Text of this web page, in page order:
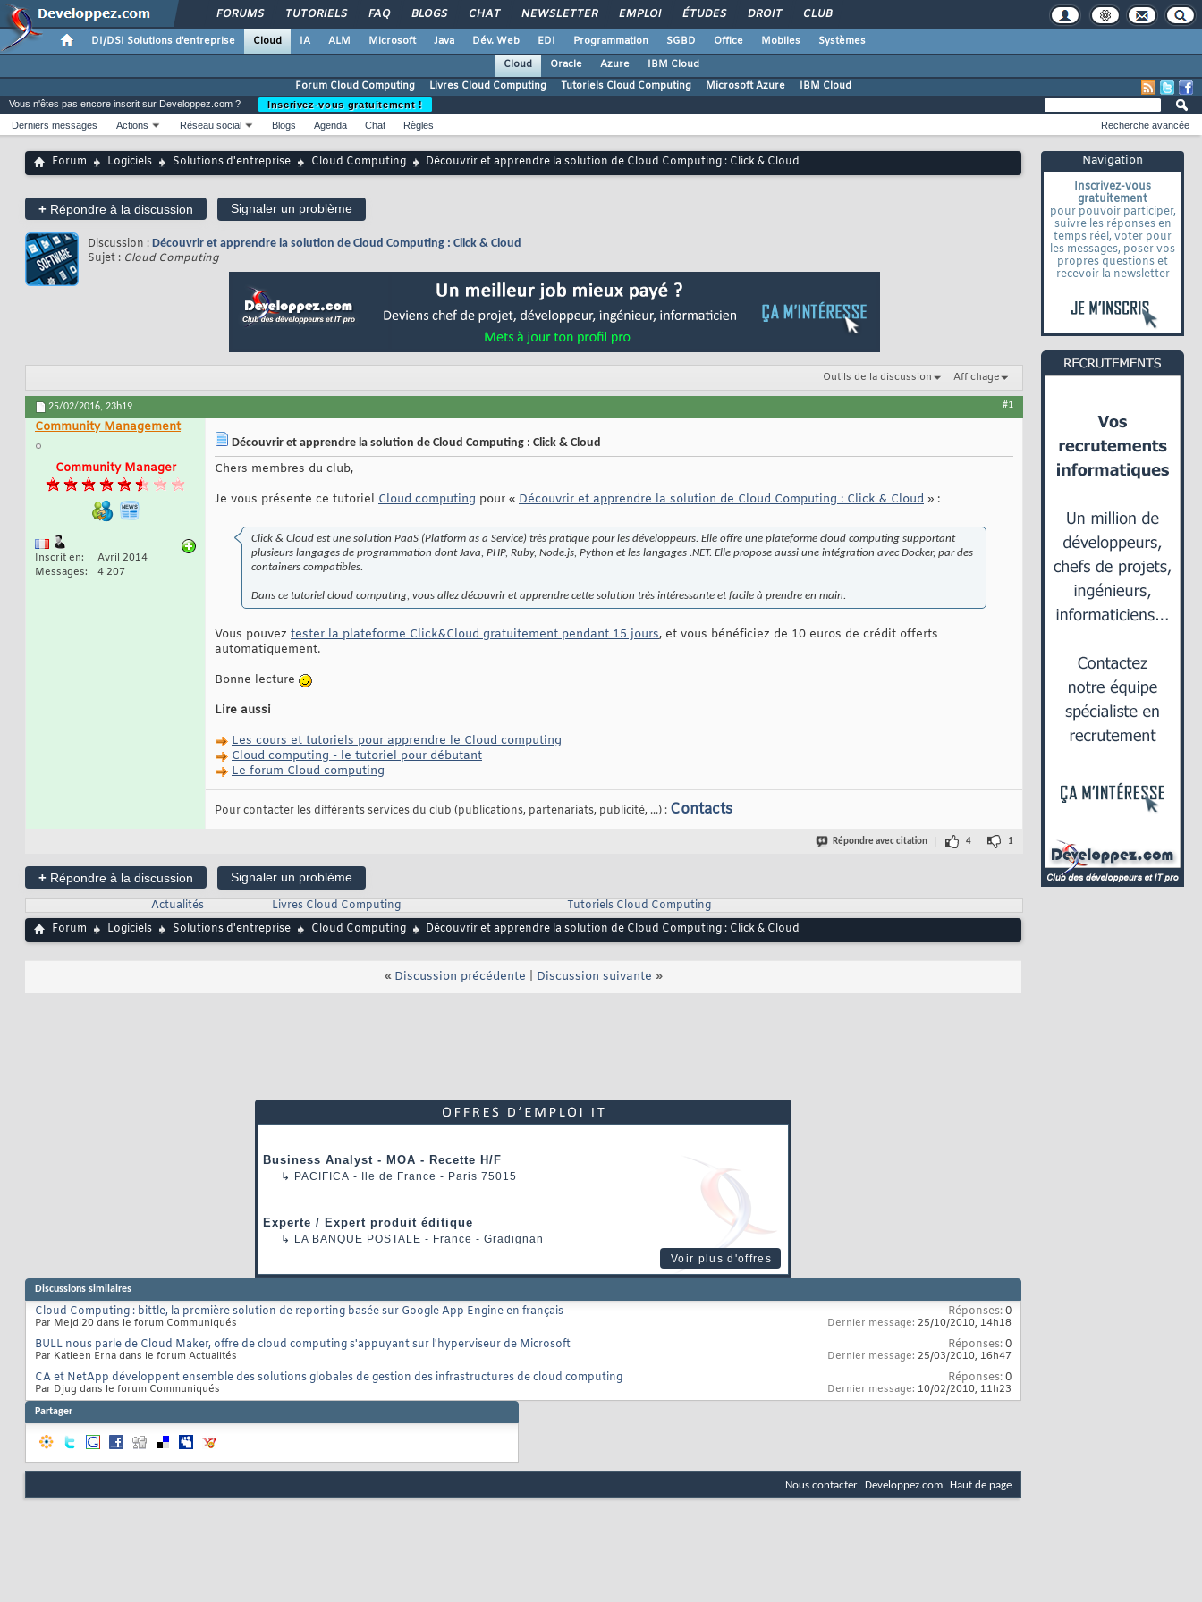
FORUMS TUTORIELS FAQ BLOGS CHAT NEWSLETTER EMPLOI ÉTUDES DROIT CLUB
DI/DSI Solutions d'entreprise Cloud IA ALM Microsoft Java Dév. Web EDI Programmation SGBD Office Mobiles
Systèmes
Cloud
Oracle Azure
IBM Cloud
Forum Cloud Computing
Livres Cloud Computing Tutoriels Cloud Computing Microsoft Azure IBM Cloud
Navigation
Inscrivez-vous
gratuitement
pour pouvoir participer,
suivre les réponses en
temps réel, voter pour
les messages, poser vos
propres questions et
recevoir la newsletter
Vous n'êtes pas encore inscrit sur Developpez.com ?
Inscrivez-vous gratuitement !
Derniers messages
Actions Réseau social Blogs Agenda Chat Règles Recherche avancée
Forum Logiciels Solutions d'entreprise Cloud Computing Découvrir et apprendre la solution de Cloud Computing : Click & Cloud
+ Répondre à la discussion Signaler un problème
Discussion : Découvrir et apprendre la solution de Cloud Computing : Click & Cloud
Sujet : Cloud Computing
Outils de la discussion Affichage
25/02/2016, 23h19 #1
Community Management
Community Manager
Inscrit en
Avril 2014
Messages
4 207
Découvrir et apprendre la solution de Cloud Computing : Click & Cloud
Chers membres du club,
Je vous présente ce tutoriel Cloud computing pour « Découvrir et apprendre la solution de Cloud Computing : Click & Cloud » :
Click & Cloud est une solution PaaS (Platform as a Service) très pratique pour les développeurs. Elle offre une plateforme cloud computing supportant
plusieurs langages de programmation dont Java, PHP, Ruby, Node.js, Python et les langages .NET. Elle propose aussi une intégration avec Docker, par des
containers compatibles.
Dans ce tutoriel cloud computing, vous allez découvrir et apprendre cette solution très intéressante et facile à prendre en main.
Vous pouvez tester la plateforme Click&Cloud gratuitement pendant 15 jours, et vous bénéficiez de 10 euros de crédit offerts
automatiquement.
Bonne lecture
Lire aussi
Les cours et tutoriels pour apprendre le Cloud computing
Cloud computing - le tutoriel pour débutant
Le forum Cloud computing
Pour contacter les différents services du club (publications, partenariats, publicité, ...) : Contacts
Répondre avec citation 4 1
+ Répondre à la discussion
Signaler un problème
Actualités
Livres Cloud Computing
Tutoriels Cloud Computing
Forum
Logiciels Solutions d'entreprise Cloud Computing Découvrir et apprendre la solution de Cloud Computing : Click & Cloud
« Discussion précédente Discussion suivante »
Business Analyst - MOA - Recette H/F
↳ PACIFICA - Ile de France - Paris 75015
Experte / Expert produit éditique
↳ LA BANQUE POSTALE - France - Gradignan
Voir plus d'offres
Discussions similaires
Cloud Computing : bittle, la première solution de reporting basée sur Google App Engine en français
Par Mejdi20 dans le forum Communiqués
Réponses:0
Dernier message: 25/10/2010, 14h18
BULL nous parle de Cloud Maker, offre de cloud computing s'appuyant sur l'hyperviseur de Microsoft
Par Katleen Erna dans le forum Actualités
Réponses:0
Dernier message: 25/03/2010, 16h47
CA et NetApp développent ensemble des solutions globales de gestion des infrastructures de cloud computing
Par Djug dans le forum Communiqués
Réponses:0
Dernier message: 10/02/2010, 11h23
Partager
Nous contacter Developpez.com Haut de page